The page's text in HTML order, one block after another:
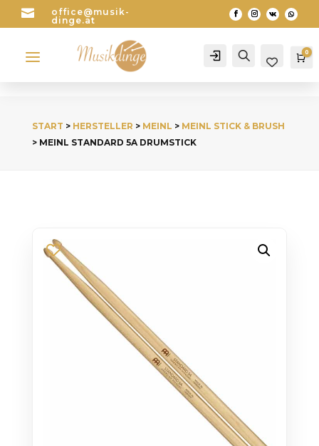

office@musik-
dinge.at
a Account Search 0
START > HERSTELLER > MEINL > MEINL STICK & BRUSH
> MEINL STANDARD 5A DRUMSTICK